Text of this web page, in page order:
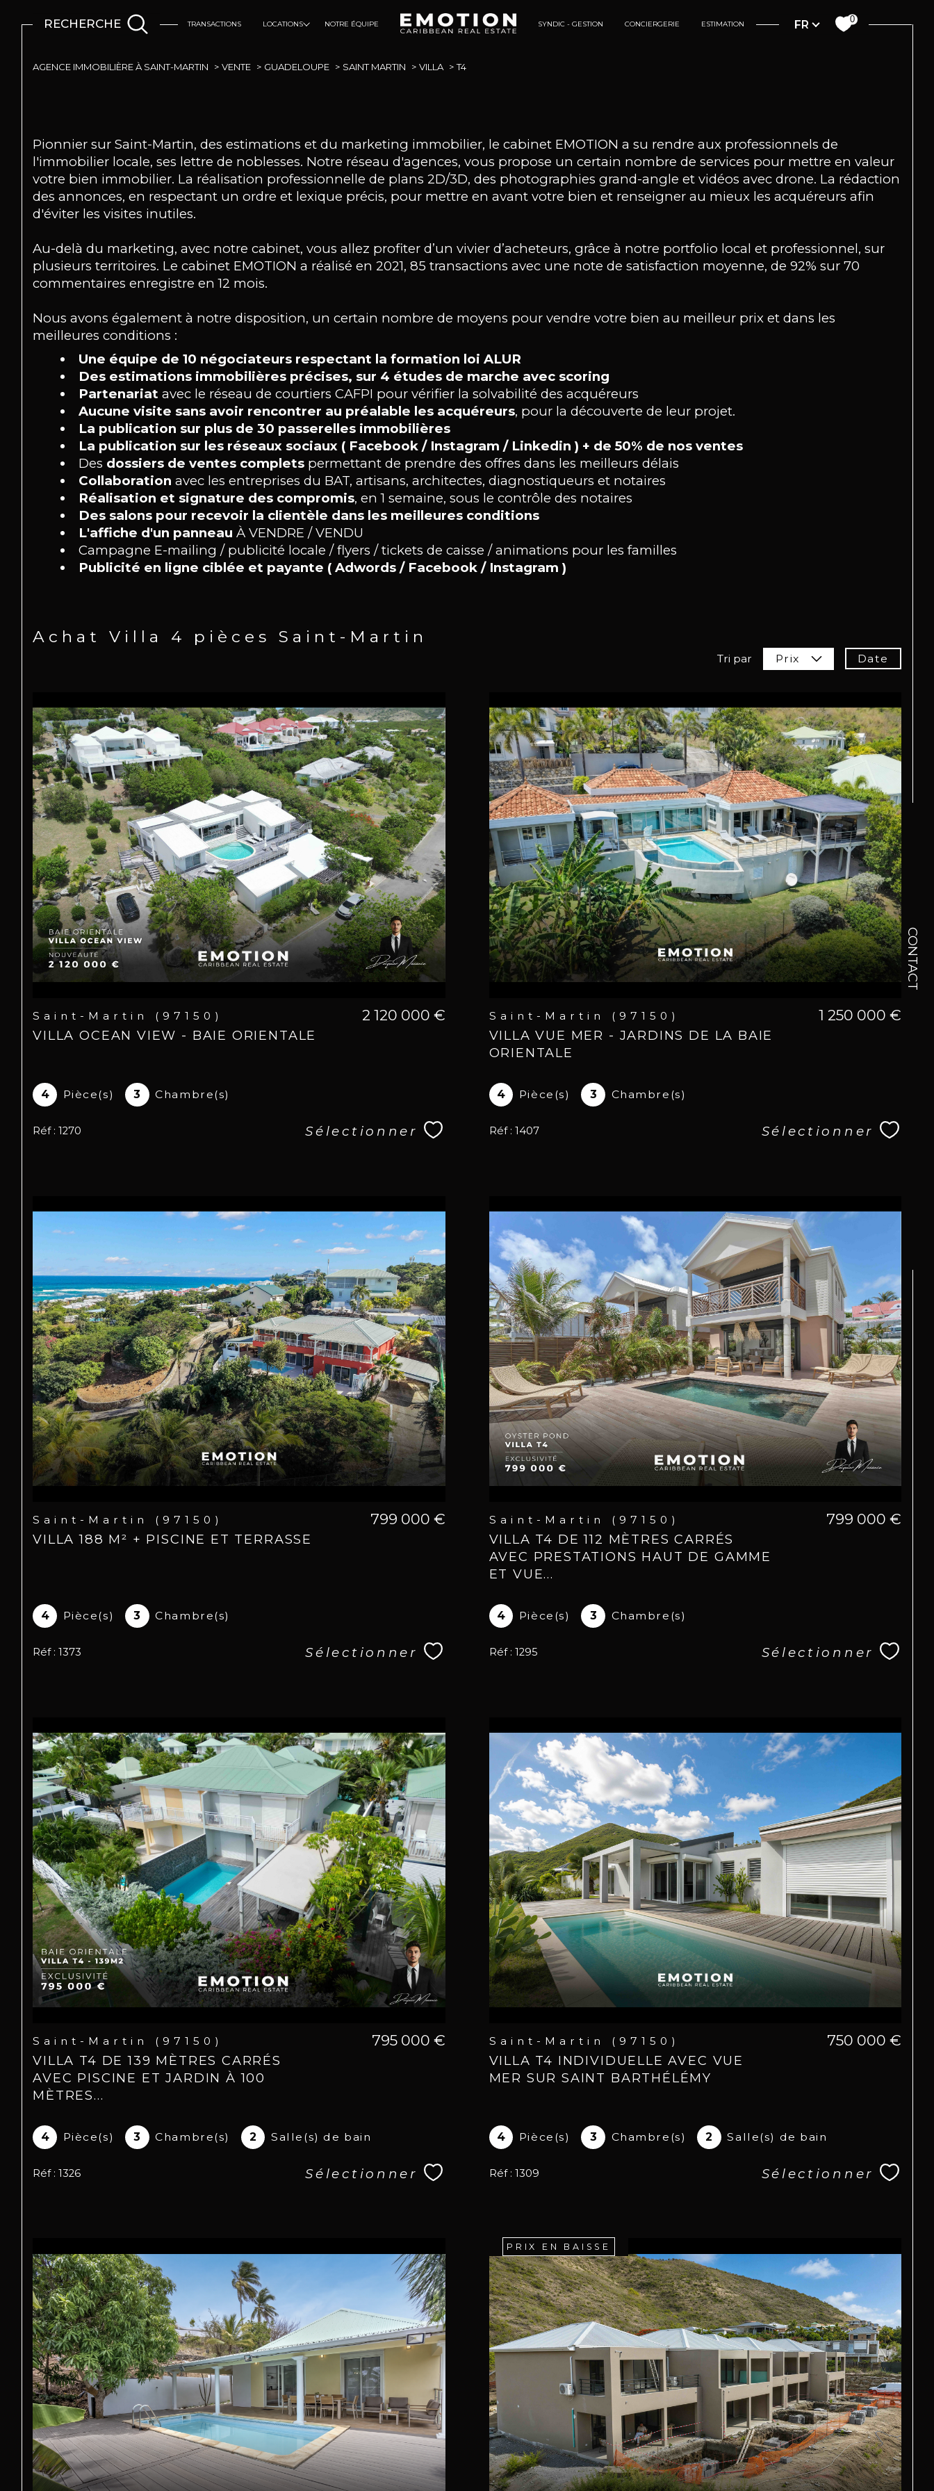
TRANSACTIONS LOCATIONS NOTRE ÉQUIPE SYNDIC - GESTION CONCIERGERIE ESTIMATION
RECHERCHE Langue
FR 0
CONTACT
AGENCE IMMOBILIÈRE À SAINT-MARTIN VENTE GUADELOUPE SAINT MARTIN VILLA T4
Pionnier sur Saint-Martin, des estimations et du marketing immobilier, le cabinet EMOTION a su rendre aux professionnels de
l'immobilier locale, ses lettre de noblesses. Notre réseau d'agences, vous propose un certain nombre de services pour mettre en valeur
votre bien immobilier. La réalisation professionnelle de plans 2D/3D, des photographies grand-angle et vidéos avec drone. La rédaction
des annonces, en respectant un ordre et lexique précis, pour mettre en avant votre bien et renseigner au mieux les acquéreurs afin
d'éviter les visites inutiles.
Au-delà du marketing, avec notre cabinet, vous allez profiter d’un vivier d’acheteurs, grâce à notre portfolio local et professionnel, sur
plusieurs territoires. Le cabinet EMOTION a réalisé en 2021, 85 transactions avec une note de satisfaction moyenne, de 92% sur 70
commentaires enregistre en 12 mois.
Nous avons également à notre disposition, un certain nombre de moyens pour vendre votre bien au meilleur prix et dans les
meilleures conditions :
Une équipe de 10 négociateurs respectant la formation loi ALUR
Des estimations immobilières précises, sur 4 études de marche avec scoring
Partenariat avec le réseau de courtiers CAFPI pour vérifier la solvabilité des acquéreurs
Aucune visite sans avoir rencontrer au préalable les acquéreurs, pour la découverte de leur projet.
La publication sur plus de 30 passerelles immobilières
La publication sur les réseaux sociaux ( Facebook / Instagram / Linkedin ) + de 50% de nos ventes
Des dossiers de ventes completspermettant de prendre des offres dans les meilleurs délais
Collaboration avec les entreprises du BAT, artisans, architectes, diagnostiqueurs et notaires
Réalisation et signature des compromis, en 1 semaine, sous le contrôle des notaires
Des salons pour recevoir la clientèle dans les meilleures conditions
L'affiche d'un panneau À VENDRE / VENDU
Campagne E-mailing / publicité locale / flyers / tickets de caisse / animations pour les familles
Publicité en ligne ciblée et payante ( Adwords / Facebook / Instagram )
Achat Villa 4 pièces Saint-Martin
Tri par Prix Date
Saint-Martin (97150)
VILLA OCEAN VIEW - BAIE ORIENTALE
2 120 000 €
4 Pièce(s) 3 Chambre(s)
Réf : 1270 Sélectionner
Saint-Martin (97150)
VILLA VUE MER - JARDINS DE LA BAIE
ORIENTALE
1 250 000 €
4 Pièce(s) 3 Chambre(s)
Réf : 1407 Sélectionner
Saint-Martin (97150)
VILLA 188 M² + PISCINE ET TERRASSE
799 000 €
4 Pièce(s) 3 Chambre(s)
Réf : 1373 Sélectionner
Saint-Martin (97150)
VILLA T4 DE 112 MÈTRES CARRÉS
AVEC PRESTATIONS HAUT DE GAMME
ET VUE...
799 000 €
4 Pièce(s) 3 Chambre(s)
Réf : 1295 Sélectionner
Saint-Martin (97150)
VILLA T4 DE 139 MÈTRES CARRÉS
AVEC PISCINE ET JARDIN À 100
MÈTRES...
795 000 €
4 Pièce(s) 3 Chambre(s) 2 Salle(s) de bain
Réf : 1326 Sélectionner
Saint-Martin (97150)
VILLA T4 INDIVIDUELLE AVEC VUE
MER SUR SAINT BARTHÉLÉMY
750 000 €
4 Pièce(s) 3 Chambre(s) 2 Salle(s) de bain
Réf : 1309 Sélectionner
PRIX EN BAISSE